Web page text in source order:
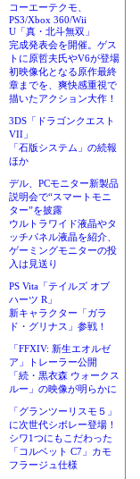
コーエーテクモ、
PS3/Xbox 360/Wii
U「真・北斗無双」
完成発表会を開催。ゲス
トに原哲夫氏やV6が登場
初映像化となる原作最終
章までを、爽快感重視で
描いたアクション大作！
3DS「ドラゴンクエスト
VII」
「石版システム」の続報
ほか
デル、PCモニター新製品
説明会で“スマートモニ
ター”を披露
ウルトラワイド液晶やタ
ッチパネル液晶を紹介、
ゲーミングモニターの投
入は見送り
PS Vita「テイルズ オブ
ハーツ R」
新キャラクター「ガラ
ド・グリナス」参戦！
「FFXIV: 新生エオルゼ
ア」トレーラー公開
「続・黒衣森 ウォークス
ルー」の映像が明らかに
「グランツーリスモ５」
に次世代シボレー登場！
シワ1つにもこだわった
「コルベット C7」カモ
フラージュ仕様